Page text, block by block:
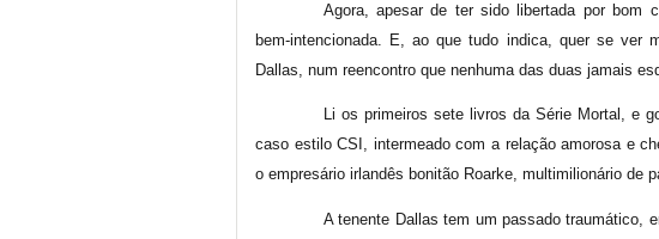
Agora, apesar de ter sido libertada por bom
bem-intencionada. E, ao que tudo indica, quer se ver
Dallas, num reencontro que nenhuma das duas jamais
Li os primeiros sete livros da Série Mortal, e
caso estilo CSI, intermeado com a relação amorosa e
o empresário irlandês bonitão Roarke, multimilionário de
A tenente Dallas tem um passado traumático,